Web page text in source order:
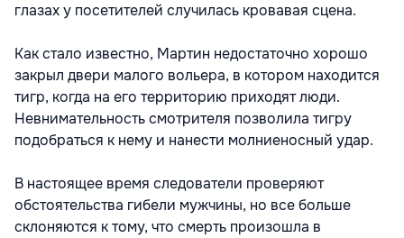
глазах у посетителей случилась кровавая сцена.
Как стало известно, Мартин недостаточно хорошо
закрыл двери малого вольера, в котором находится
тигр, когда на его территорию приходят люди.
Невнимательность смотрителя позволила тигру
подобраться к нему и нанести молниеносный удар.
В настоящее время следователи проверяют
обстоятельства гибели мужчины, но все больше
склоняются к тому, что смерть произошла в